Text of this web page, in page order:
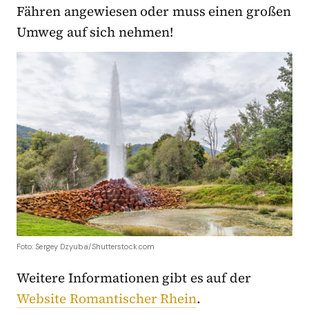
Fähren angewiesen oder muss einen großen
Umweg auf sich nehmen!
Foto: Sergey Dzyuba/Shutterstock.com
Weitere Informationen gibt es auf der
Website Romantischer Rhein.